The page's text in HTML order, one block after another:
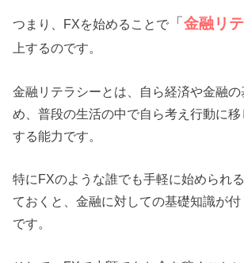
つまり、FXを始めることで 「金融リ
上するのです。
金融リテラシーとは、自ら経済や金融
め、普段の生活の中で自ら考え行動に
する能力です。
特にFXのような誰でも手軽に始められ
ておくと、金融に対しての基礎知識が付
です。